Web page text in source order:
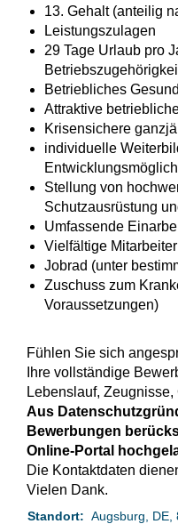
13. Gehalt (anteilig
Leistungszulagen
29 Tage Urlaub pro
Betriebliches
Attraktive
Krisensichere
individuelle
Stellung von
Schutzausrüstung
Umfassende
Vielfältige
Jobrad (unter
Zuschuss zum
Voraussetzungen)
Fühlen Sie sich
Ihre vollständige
Lebenslauf,
Aus
Bewerbungen
Online-Portal
Die Kontaktdaten
Vielen Dank.
Standort: Augsburg, DE,